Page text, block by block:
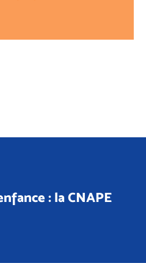
: la CNAPE